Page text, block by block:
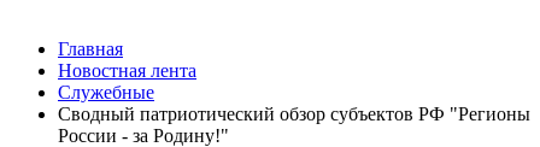
Главная
Новостная лента
Служебные
Сводный патриотический обзор субъектов РФ "Регионы
России - за Родину!"